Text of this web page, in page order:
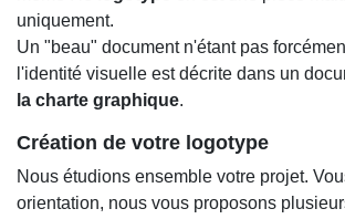
uniquement.
Un "beau" document n'étant pas
l'identité visuelle est décrite dans un
la charte graphique.
Création de votre logotype
Nous étudions ensemble votre projet.
orientation, nous vous proposons